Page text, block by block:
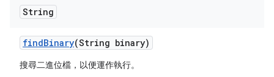
String
findBinary(String binary)
搜尋二進位檔，以便運作執行。